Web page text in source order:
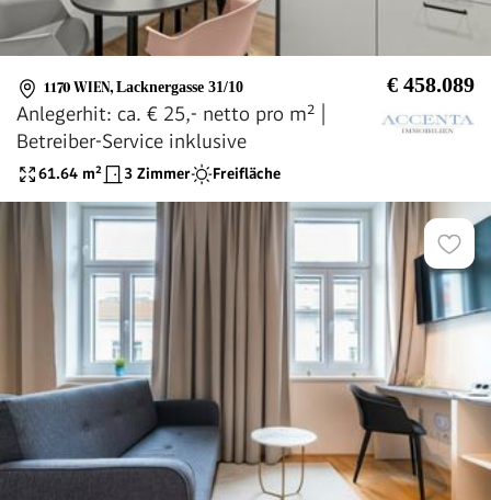
1170 WIEN, Lacknergasse 31/10 € 458.089
Anlegerhit: ca. € 25,- netto pro m² |
Betreiber-Service inklusive
61.64 m² 3 Zimmer Freifläche